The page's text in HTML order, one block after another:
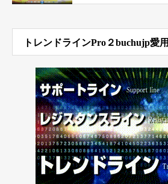
トレンドラインPro２buchujp愛用